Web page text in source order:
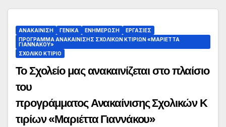
ΑΝΑΚΑΙΝΙΣΗ ΓΕΝΙΚΑ ΕΝΗΜΕΡΩΣΗ
ΕΡΓΑΣΙΕΣ
ΠΡΟΓΡΑΜΜΑ ΑΝΑΚΑΙΝΙΣΗΣ ΣΧΟΛΙΚΩΝ ΚΤΙΡΙΩΝ «ΜΑΡΙΕΤΤΑ
ΓΙΑΝΝΑΚΟΥ»
ΣΧΟΛΙΚΟ ΚΤΙΡΙΟ
Το Σχολείο μας ανακαινίζεται στο πλαίσιο
του
προγράμματος Ανακαίνισης Σχολικών Κ
τιρίων «Μαριέττα Γιαννάκου»